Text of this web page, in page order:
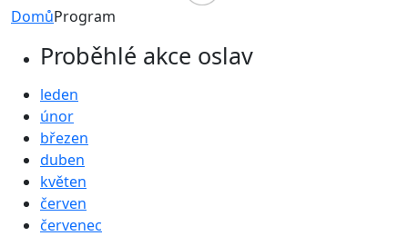
DomůProgram
Proběhlé akce oslav
leden
únor
březen
duben
květen
červen
červenec